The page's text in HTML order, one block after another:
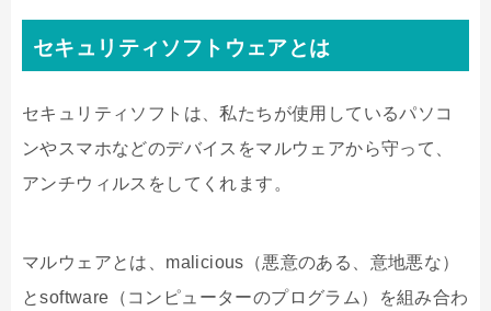
セキュリティソフトウェアとは
セキュリティソフトは、私たちが使用しているパソコ
ンやスマホなどのデバイスをマルウェアから守って、
アンチウィルスをしてくれます。
マルウェアとは、 malicious （悪意のある、意地悪な）
とsoftware （コンピューターのプログラム）を組み合わ